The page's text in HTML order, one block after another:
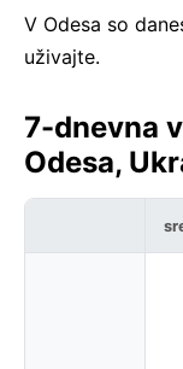
V Odesa so
uživajte.
7-dnevna
Odesa,